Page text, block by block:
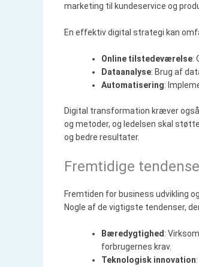
marketing til kundeservice og
En effektiv digital strategi kan
Online tilstedeværelse:
Dataanalyse: Brug af
Automatisering:
Digital transformation kræver
og metoder, og ledelsen skal
og bedre resultater.
Fremtidige
Fremtiden for business udvikling
Nogle af de vigtigste tendenser,
Bæredygtighed :
forbrugernes krav.
Teknologisk innovation